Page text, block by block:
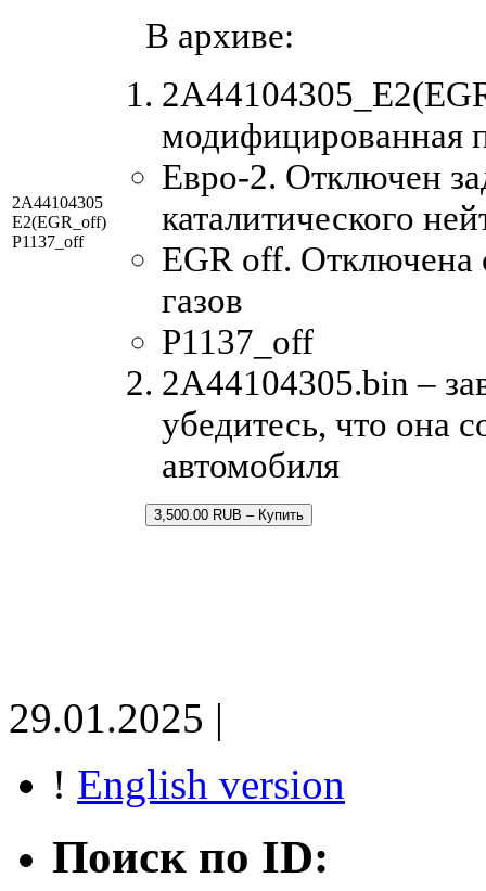
2A44104305
E2(EGR_off)
P1137_off
В архиве:
модифицированная
Евро-2. Отключен
каталитического
EGR off. Отключена
газов
P1137_off
2A44104305.bin –
убедитесь, что она
автомобиля
3,500.00 RUB – Купить
29.01.2025 |
! English version
Поиск по ID: